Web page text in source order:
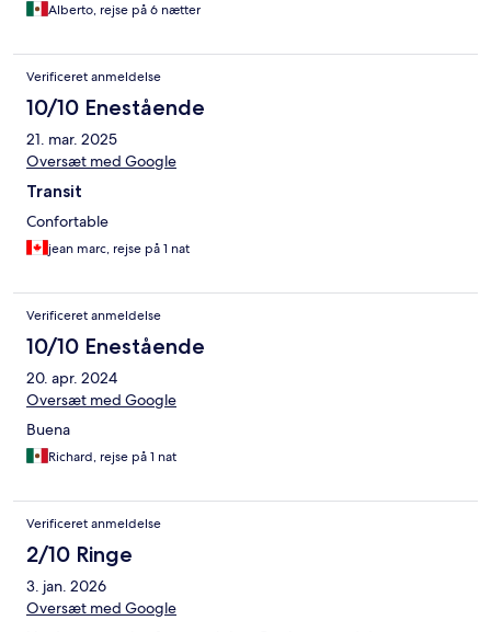
Alberto, rejse på 6 nætter
Verificeret anmeldelse
10/10 Enestående
21. mar. 2025
Oversæt med Google
Transit
Confortable
jean marc, rejse på 1 nat
Verificeret anmeldelse
10/10 Enestående
20. apr. 2024
Oversæt med Google
Buena
Richard, rejse på 1 nat
Verificeret anmeldelse
2/10 Ringe
3. jan. 2026
Oversæt med Google